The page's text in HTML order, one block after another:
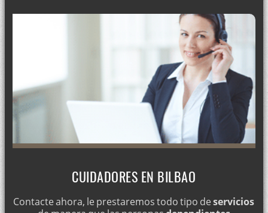
CUIDADORES EN BILBAO
Contacte ahora, le prestaremos todo tipo deservicios